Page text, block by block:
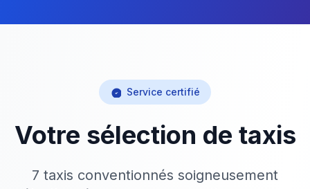
Service certifié
Votre sélection de taxis
7 taxis conventionnés soigneusement